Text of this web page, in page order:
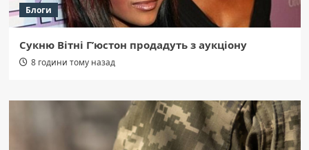
Блоги
Сукню Вітні Г’юстон продадуть з аукціону
8 години тому назад